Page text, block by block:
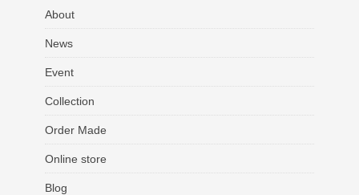
About
News
Event
Collection
Order Made
Online store
Blog